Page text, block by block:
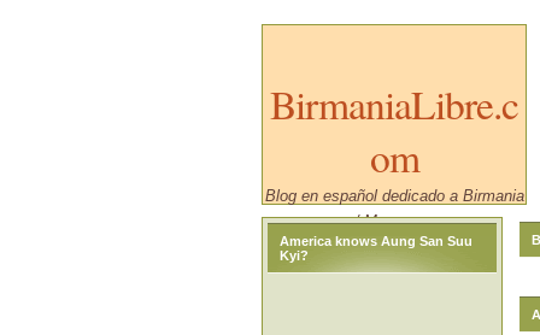
BirmaniaLibre.c
om
Blog en español dedicado a Birmania
/ Myanmar.
America knows Aung San Suu
Kyi?